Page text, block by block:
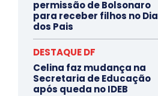
permissão de Bolsonaro
para receber filhos no Dia
dos Pais
DESTAQUE DF
Celina faz mudança na
Secretaria de Educação
após queda no IDEB